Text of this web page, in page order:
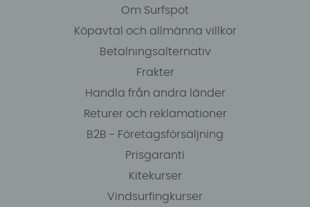
Om Surfspot
Köpavtal och allmänna villkor
Betalningsalternativ
Frakter
Handla från andra länder
Returer och reklamationer
B2B - Företagsförsäljning
Prisgaranti
Kitekurser
Vindsurfingkurser